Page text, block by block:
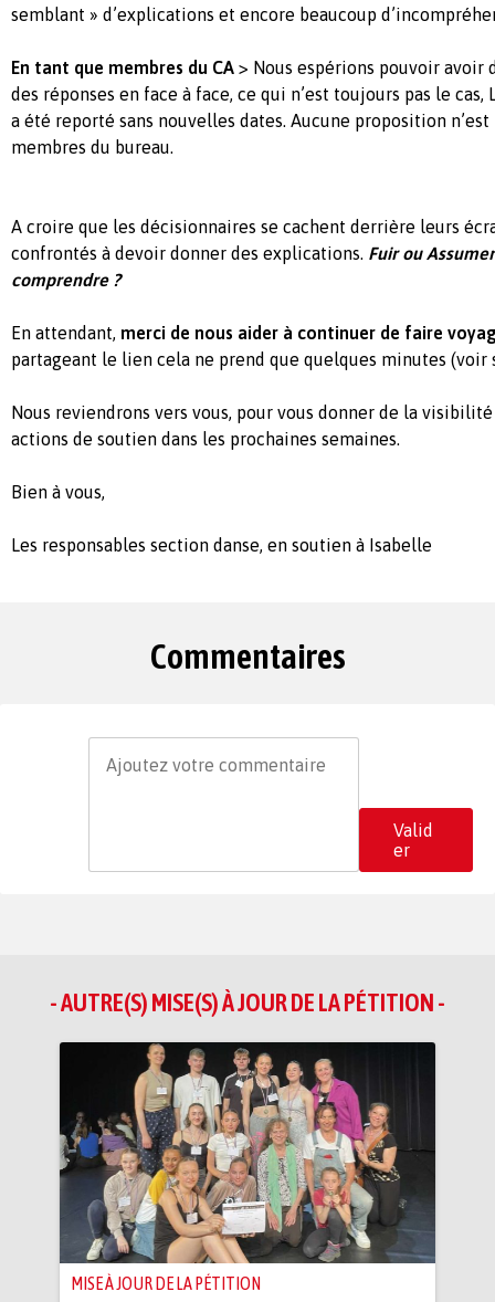
semblant » d’explications et encore beaucoup
En tant que membres du CA > Nous espérions pouvoir avoir
des réponses en face à face, ce qui n’est toujours pas le
a été reporté sans nouvelles dates. Aucune proposition
membres du bureau.
A croire que les décisionnaires se cachent derrière leurs
confrontés à devoir donner des explications. Fuir ou
comprendre ?
En attendant, merci de nous aider à continuer de faire
partageant le lien cela ne prend que quelques minutes (voir
Nous reviendrons vers vous, pour vous donner de la visibilité
actions de soutien dans les prochaines semaines.
Bien à vous,
Les responsables section danse, en soutien à Isabelle
Commentaires
Valid
er
- AUTRE(S) MISE(S) À JOUR DE LA PÉTITION -
MISE À JOUR DE LA PÉTITION